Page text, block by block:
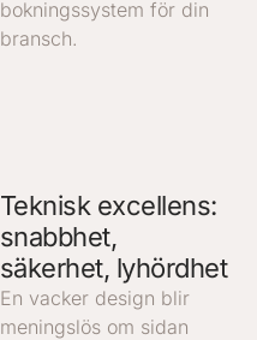
bokningssystem för din
bransch.
Teknisk excellens:
snabbhet,
säkerhet, lyhördhet
En vacker design blir
meningslös om sidan